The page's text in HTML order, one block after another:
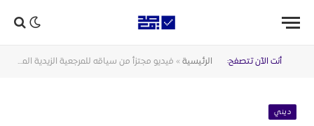
أنت الآن تتصفح: الرئيسية » فيديو مجتزأ من سياقه للمرجعية الزيدية المحطوري وهو يتحدث عن التفضيل
ديني